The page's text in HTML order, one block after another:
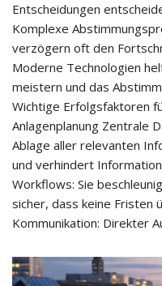
Entscheidungen
Komplexe
verzögern oft den
Moderne Technologien
meistern und das
Wichtige Erfolgsfaktoren
Anlagenplanung Zentrale
Ablage aller relevanten
und verhindert
Workflows: Sie
sicher, dass keine Fristen
Kommunikation: Direkter